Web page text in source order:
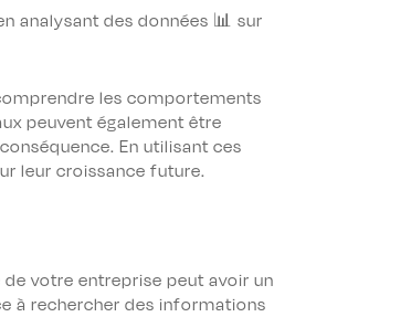
analysant des données 📊 sur
les comportements
peuvent également être
En utilisant ces
leur croissance future.
votre entreprise peut avoir un
à rechercher des informations